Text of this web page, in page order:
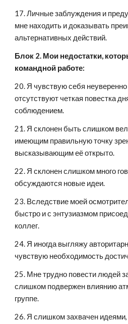
17. Личные заблуждения и
мне находить и доказывать
альтернативных действий.
Блок 2. Мои недостатки,
командной работе:
20. Я чувствую себя
отсутствуют четкая повестка
соблюдением.
21. Я склонен быть слишком
имеющим правильную точку
высказывающим её открыто.
22. Я склонен слишком много
обсуждаются новые идеи.
23. Вследствие моей
быстро и с энтузиазмом
коллег.
24. Я иногда выгляжу
чувствую необходимость
25. Мне трудно повести людей
слишком подвержен влиянию
группе.
26. Я слишком захвачен